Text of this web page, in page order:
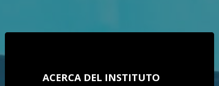
ACERCA DEL INSTITUTO